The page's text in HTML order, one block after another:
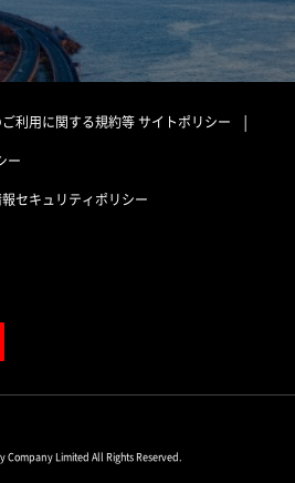
利用に関する規約等サイトポリシー
ー
セキュリティポリシー
Limited All Rights Reserved.